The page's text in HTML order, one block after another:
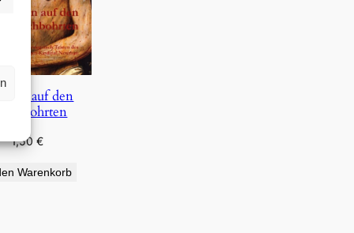
auf den
1,50 €
Warenkorb